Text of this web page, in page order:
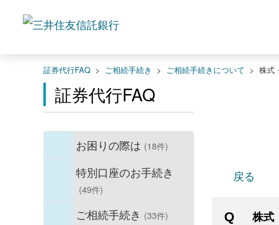
証券代行FAQ > ご相続手続き > ご相続手続きについて > 株式
証券代行FAQ
お困りの際は (18件)
特別口座のお手続き
(49件)
ご相続手続き (33件)
戻る
株式